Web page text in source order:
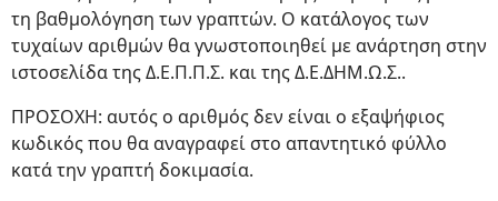
τη βαθμολόγηση των γραπτών. Ο κατάλογος των
τυχαίων αριθμών θα γνωστοποιηθεί με ανάρτηση στην
ιστοσελίδα της Δ.Ε.Π.Π.Σ. και της Δ.Ε.ΔΗΜ.Ω.Σ..
ΠΡΟΣΟΧΗ: αυτός ο αριθμός δεν είναι ο εξαψήφιος
κωδικός που θα αναγραφεί στο απαντητικό φύλλο
κατά την γραπτή δοκιμασία.